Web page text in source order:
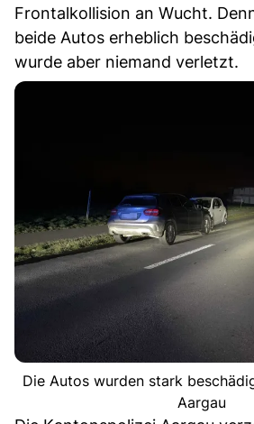
Frontalkollision an Wucht.
beide Autos erheblich
wurde aber niemand verletzt.
Die Autos wurden stark
Aargau